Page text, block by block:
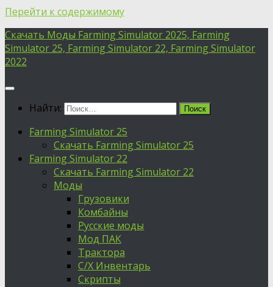
Перейти к содержимому
Скачать Моды Farming Simulator 2025, Farming
Simulator 25, Farming Simulator 22, Farming Simulator
2022
Найти:
Farming Simulator 25
Скачать Farming Simulator 25
Farming Simulator 22
Скачать Farming Simulator 22
Моды
Грузовики
Комбайны
Русские моды
Мод ПАК
Трактора
С/Х Инвентарь
Скрипты